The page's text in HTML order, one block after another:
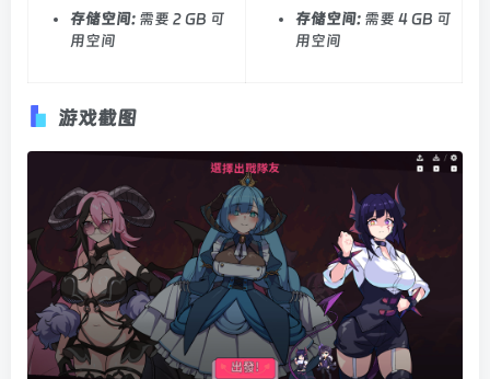
存储空间: 需要 2 GB 可
用空间
存储空间: 需要 4 GB 可
用空间
游戏截图